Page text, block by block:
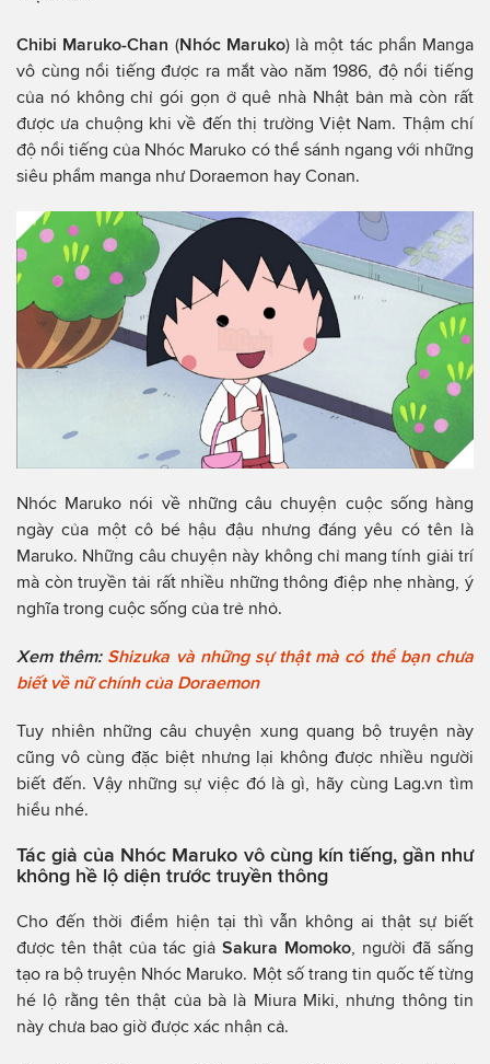
Chibi Maruko-Chan (Nhóc Maruko) là một tác phẩn Manga
vô cùng nổi tiếng được ra mắt vào năm 1986, độ nổi tiếng
của nó không chỉ gói gọn ở quê nhà Nhật bản mà còn rất
được ưa chuộng khi về đến thị trường Việt Nam. Thậm chí
độ nổi tiếng của Nhóc Maruko có thể sánh ngang với những
siêu phẩm manga như Doraemon hay Conan.
Nhóc Maruko nói về những câu chuyện cuộc sống hàng
ngày của một cô bé hậu đậu nhưng đáng yêu có tên là
Maruko. Những câu chuyện này không chỉ mang tính giải trí
mà còn truyền tải rất nhiều những thông điệp nhẹ nhàng, ý
nghĩa trong cuộc sống của trẻ nhỏ.
Xem thêm: Shizuka và những sự thật mà có thể bạn chưa
biết về nữ chính của Doraemon
Tuy nhiên những câu chuyện xung quang bộ truyện này
cũng vô cùng đặc biệt nhưng lại không được nhiều người
biết đến. Vậy những sự việc đó là gì, hãy cùng Lag.vn tìm
hiểu nhé.
Tác giả của Nhóc Maruko vô cùng kín tiếng, gần như
không hề lộ diện trước truyền thông
Cho đến thời điểm hiện tại thì vẫn không ai thật sự biết
được tên thật của tác giả Sakura Momoko , người đã sấng
tạo ra bộ truyện Nhóc Maruko. Một số trang tin quốc tế từng
hé lộ rằng tên thật của bà là Miura Miki, nhưng thông tin
này chưa bao giờ được xác nhận cả.